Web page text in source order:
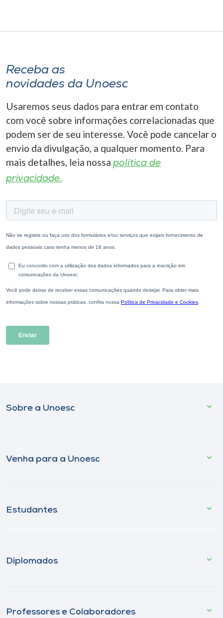
Receba as
novidades da Unoesc
Usaremos seus dados para entrar em contato
com você sobre informações correlacionadas que
podem ser de seu interesse. Você pode cancelar o
envio da divulgação, a qualquer momento. Para
mais detalhes, leia nossa política de
privacidade.
Sobre a Unoesc
Venha para a Unoesc
Estudantes
Diplomados
Professores e Colaboradores